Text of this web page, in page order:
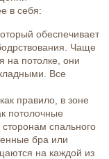
в себя:
обеспечивает
Чаще
на потолке, они
Все
правило, в зоне
потолочные
спального
бра или
на каждой из